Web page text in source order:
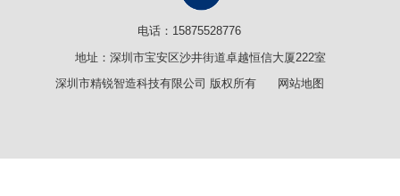
电话： 15875528776
地址：深圳市宝安区沙井街道卓越恒信大厦222室
深圳市精锐智造科技有限公司 版权所有
网站地图